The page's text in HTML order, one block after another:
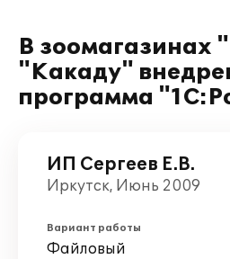
В зоомагазинах
"Какаду"
программа
ИП Сергеев Е.В.
Иркутск, Июнь 2009
Вариант работы
Файловый